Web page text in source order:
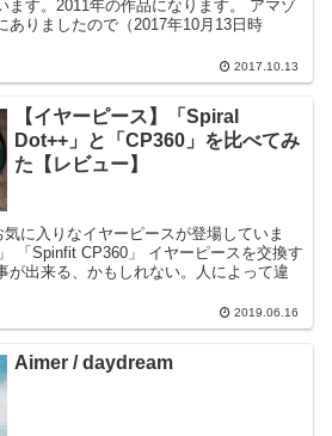
ます。2011年の作品になります。 アマゾ
ありましたので（2017年10月13日時
2017.10.13
【イヤーピース】「Spiral
Dot++」と「CP360」を比べてみ
た【レビュー】
に入りなイヤーピースが登場していま
「Spinfit CP360」 イヤーピースを交換す
が出来る、かもしれない。人によって違
2019.06.16
Aimer / daydream